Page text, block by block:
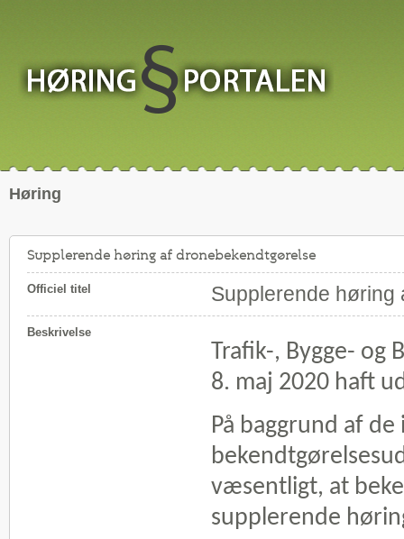
Høring
Supplerende høring af dronebekendtgørelse
Officiel titel Supplerende høring
Beskrivelse
Trafik-, Bygge- og
8. maj 2020 haft
På baggrund af
væsentligt, at
supplerende